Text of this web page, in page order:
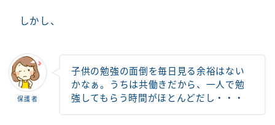
しかし、
保護者
子供の勉強の面倒を毎日見る余裕はない
かなぁ。うちは共働きだから、一人で勉
強してもらう時間がほとんどだし・・・